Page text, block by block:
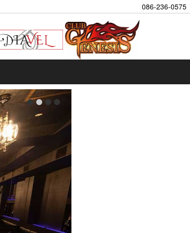
086-236-0575